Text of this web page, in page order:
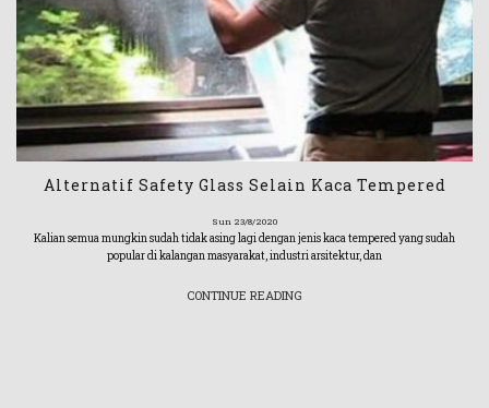
Alternatif Safety Glass Selain Kaca Tempered
Sun 23/8/2020
Kalian semua mungkin sudah tidak asing lagi dengan jenis kaca tempered yang sudah
popular di kalangan masyarakat, industri arsitektur, dan
CONTINUE READING